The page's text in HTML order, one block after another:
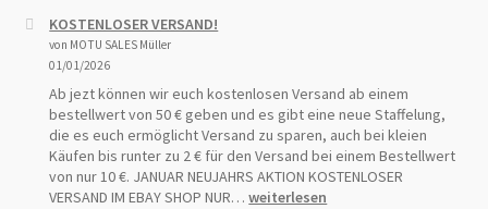
PREIST
KOSTENLOSER VERSAND!
von MOTU SALES Müller
01/01/2026
Ab jezt können wir euch kostenlosen Versand ab einem
bestellwert von 50 € geben und es gibt eine neue Staffelung,
die es euch ermöglicht Versand zu sparen, auch bei kleien
Käufen bis runter zu 2 € für den Versand bei einem Bestellwert
von nur 10 €. JANUAR NEUJAHRS AKTION KOSTENLOSER
VERSAND IM EBAY SHOP NUR…KOSTENLOSER
weiterlesen